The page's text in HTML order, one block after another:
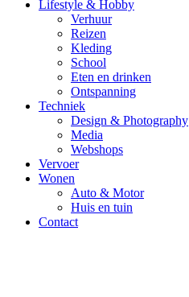
Lifestyle & Hobby
Verhuur
Reizen
Kleding
School
Eten en drinken
Ontspanning
Techniek
Design & Photography
Media
Webshops
Vervoer
Wonen
Auto & Motor
Huis en tuin
Contact